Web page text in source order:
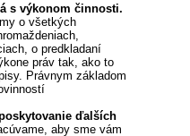
s výkonom činnosti.
o všetkých
o predkladaní
práv tak, ako to
Právnym základom
ďalších
aby sme vám